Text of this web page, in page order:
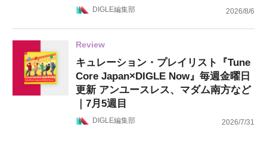
DIGLE編集部 2026/8/6
Review
キュレーション・プレイリスト『Tune
Core Japan×DIGLE Now』毎週金曜日
更新 アンユースレス、マダム南方など
｜7月5週目
DIGLE編集部 2026/7/31